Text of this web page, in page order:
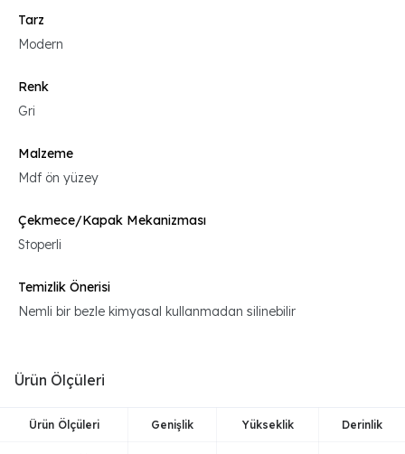
Tarz
Modern
Renk
Gri
Malzeme
Mdf ön yüzey
Çekmece/Kapak Mekanizması
Stoperli
Temizlik Önerisi
Nemli bir bezle kimyasal kullanmadan silinebilir
Ürün Ölçüleri
Ürün Ölçüleri Genişlik Yükseklik Derinlik